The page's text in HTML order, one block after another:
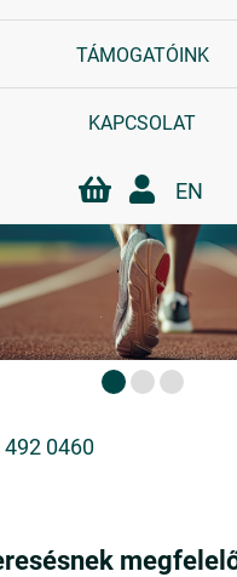
TÁMOGATÓINK
KAPCSOLAT
EN
492 0460